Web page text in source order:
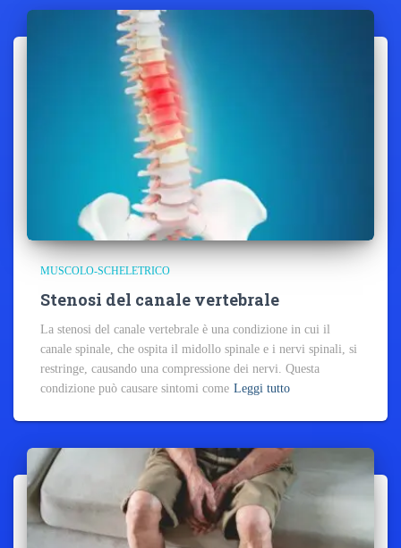
MUSCOLO-SCHELETRICO
Stenosi del canale vertebrale
La stenosi del canale vertebrale è una condizione in cui il
canale spinale, che ospita il midollo spinale e i nervi spinali, si
restringe, causando una compressione dei nervi. Questa
condizione può causare sintomi come Leggi tutto